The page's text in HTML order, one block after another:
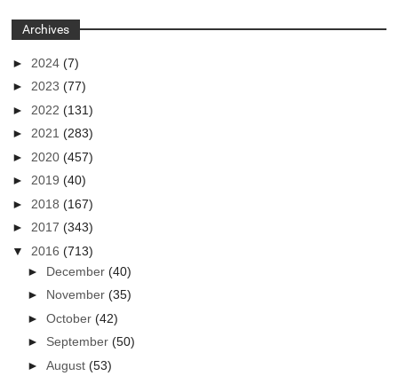
Archives
► 2024(7)
►2023(77)
► 2022(131)
►2021(283)
► 2020(457)
►2019(40)
► 2018(167)
►2017(343)
▼ 2016(713)
► December(40)
► November(35)
►October(42)
► September(50)
►August(53)